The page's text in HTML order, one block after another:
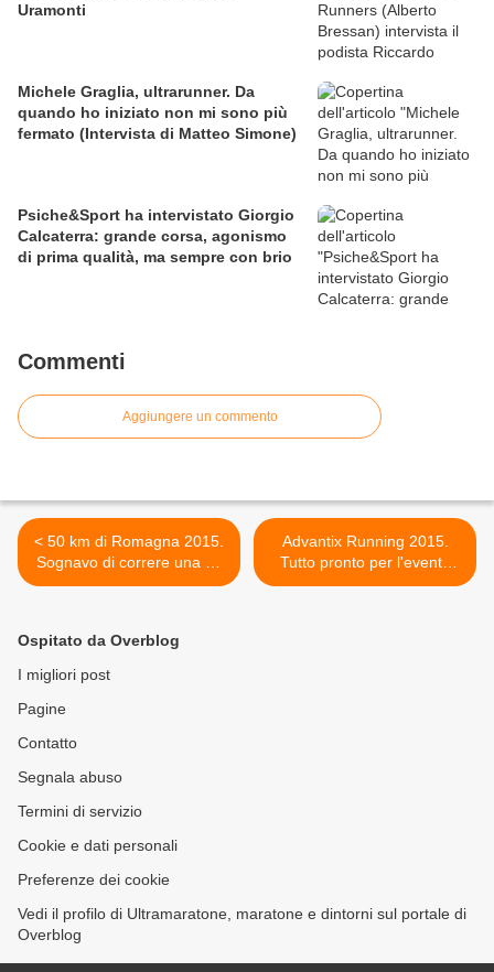
Uramonti
Michele Graglia, ultrarunner. Da
quando ho iniziato non mi sono più
fermato (Intervista di Matteo Simone)
Psiche&Sport ha intervistato Giorgio
Calcaterra: grande corsa, agonismo
di prima qualità, ma sempre con brio
Commenti
Aggiungere un commento
< 50 km di Romagna 2015.
Sognavo di correre una 50
km su strada: e il sogno è
Advantix Running 2015.
Tutto pronto per l'evento
podistico milanese, targato
Ospitato da Overblog
I migliori post
Pagine
Contatto
Segnala abuso
Termini di servizio
Cookie e dati personali
Preferenze dei cookie
Vedi il profilo di Ultramaratone, maratone e dintorni sul portale di
Overblog